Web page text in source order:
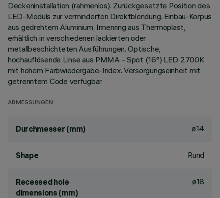
Deckeninstallation (rahmenlos). Zurückgesetzte Position des
LED-Moduls zur verminderten Direktblendung. Einbau-Korpus
aus gedrehtem Aluminium, Innenring aus Thermoplast,
erhältlich in verschiedenen lackierten oder
metallbeschichteten Ausführungen. Optische,
hochauflösende Linse aus PMMA - Spot (16°) LED 2700K
mit hohem Farbwiedergabe-Index. Versorgungseinheit mit
getrenntem Code verfügbar.
ABMESSUNGEN
Durchmesser (mm) ø14
Shape Rund
Recessed hole
dimensions (mm)
ø18